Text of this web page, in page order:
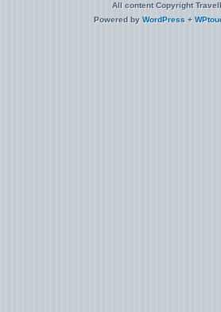
All content Copyright
Powered by WordPress +